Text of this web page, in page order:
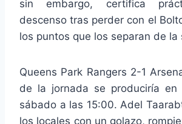
sin embargo, certifica
descenso tras perder con el
los puntos que los separan de la
Queens Park Rangers 2-1
de la jornada se produciría
sábado a las 15:00. Adel
los locales con un golazo,